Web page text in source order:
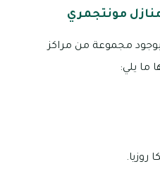
مونتجمري
مجموعة من مراكز
ما يلي:
روزيا.